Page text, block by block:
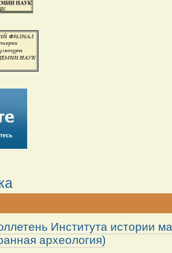
Института истории
археология)